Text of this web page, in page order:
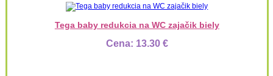
Tega baby redukcia na WC zajačik biely
Cena: 13.30 €